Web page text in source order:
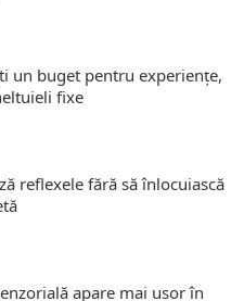
un buget pentru experiențe,
fixe
reflexele fără să înlocuiască
apare mai ușor în